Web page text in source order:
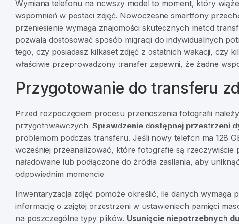
Wymiana telefonu na nowszy model to moment, który
wspomnień w postaci zdjęć. Nowoczesne smartfony
przeniesienie wymaga znajomości skutecznych metod
pozwala dostosować sposób migracji do indywidualnych
tego, czy posiadasz kilkaset zdjęć z ostatnich wakacji, czy
właściwie przeprowadzony transfer zapewni, że żadne
Przygotowanie do transferu
Przed rozpoczęciem procesu przenoszenia fotografii
przygotowawczych. Sprawdzenie dostępnej przestrzeni
problemom podczas transferu. Jeśli nowy telefon ma 128
wcześniej przeanalizować, które fotografie są rzeczywiście
naładowane lub podłączone do źródła zasilania, aby
odpowiednim momencie.
Inwentaryzacja zdjęć pomoże określić, ile danych wymaga
informację o zajętej przestrzeni w ustawieniach pamięci
na poszczególne typy plików. Usunięcie niepotrzebnych